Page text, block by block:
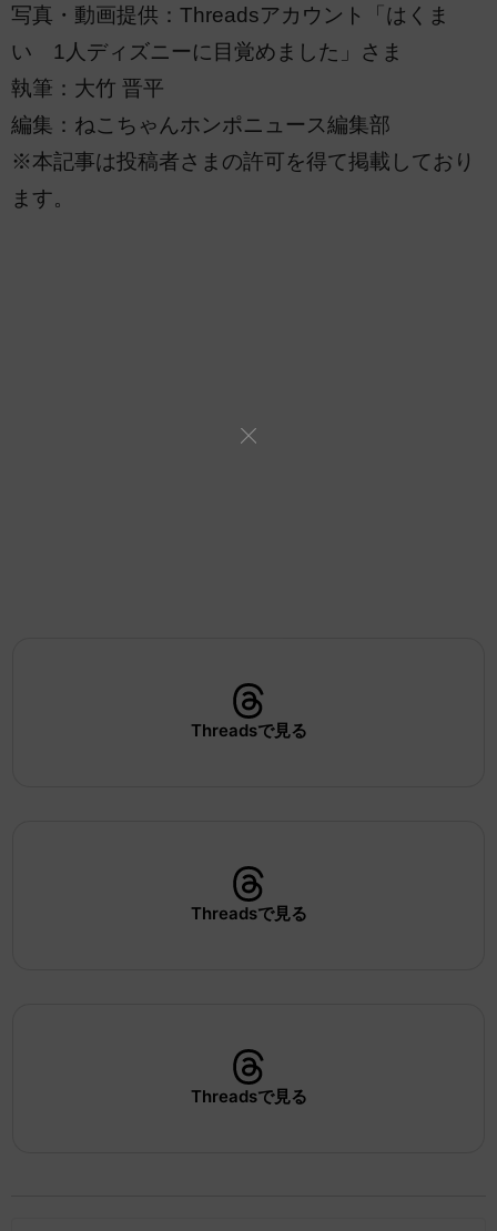
写真・動画提供：Threadsアカウント「はくま
い 1人ディズニーに目覚めました」さま
執筆：大竹 晋平
編集：ねこちゃんホンポニュース編集部
※本記事は投稿者さまの許可を得て掲載しており
ます。
Threadsで見る
Threadsで見る
Threadsで見る